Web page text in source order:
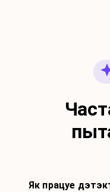
Як працуе